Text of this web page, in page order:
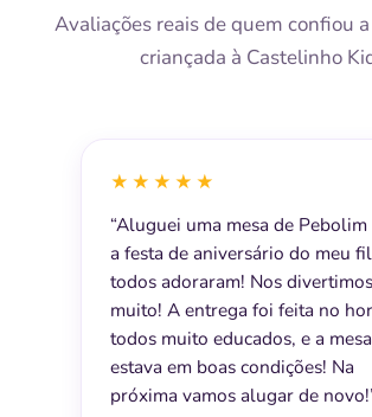
Avaliações reais de quem confiou
criançada à Castelinho
★★★★★
“Aluguei uma mesa de Pebolim
a festa de aniversário do meu
todos adoraram! Nos divertimos
muito! A entrega foi feita no
todos muito educados, e a mesa
estava em boas condições! Na
próxima vamos alugar de